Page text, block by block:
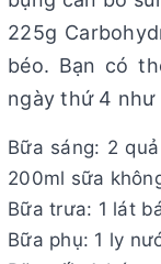
225g
béo. Bạn có
ngày thứ 4 như
Bữa sáng: 2
200ml sữa
Bữa trưa: 1 lát
Bữa phụ: 1 ly